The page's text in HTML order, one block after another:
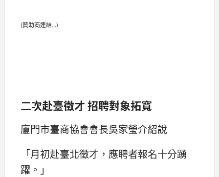
(贊助商連結...)
二次赴臺徵才 招聘對象拓寬
廈門市臺商協會會長吳家瑩介紹說
「月初赴臺北徵才，應聘者報名十分踴
躍。」